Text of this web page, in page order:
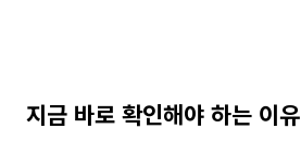
지금 바로 확인해야 하는 이유